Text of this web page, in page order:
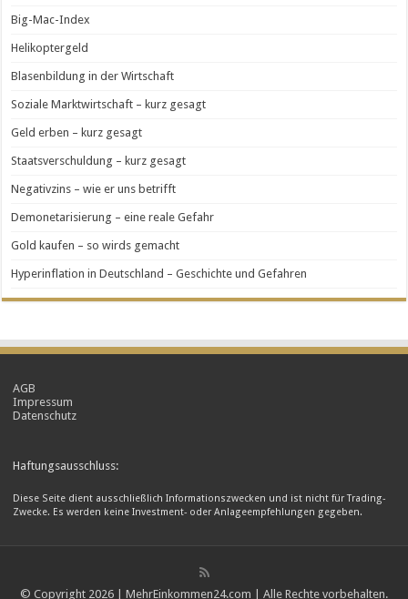
Big-Mac-Index
Helikoptergeld
Blasenbildung in der Wirtschaft
Soziale Marktwirtschaft – kurz gesagt
Geld erben – kurz gesagt
Staatsverschuldung – kurz gesagt
Negativzins – wie er uns betrifft
Demonetarisierung – eine reale Gefahr
Gold kaufen – so wirds gemacht
Hyperinflation in Deutschland – Geschichte und Gefahren
AGB
Impressum
Datenschutz
Haftungsausschluss:
Diese Seite dient ausschließlich Informationszwecken und ist nicht für Trading-
Zwecke. Es werden keine Investment- oder Anlageempfehlungen gegeben.
© Copyright 2026 | MehrEinkommen24.com | Alle Rechte vorbehalten.